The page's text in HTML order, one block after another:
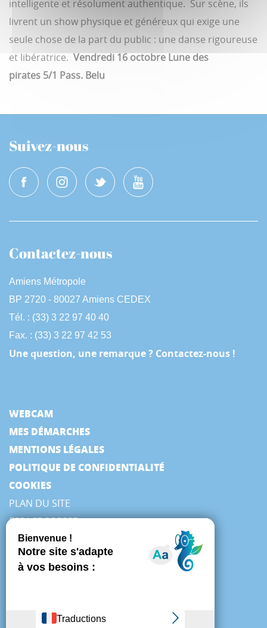
intelligente et résolument authentique. Sur scène, ils
livrent un show physique et généreux qui exige une
seule chose de la part du public : une danse rigoureuse
et libératrice.Vendredi 16 octobreLune des
pirates 5/1 Pass. Belu
Suivez-nous
Contactez-nous
Amiens Métropole
BP 2720 - 80027 Amiens CEDEX
Tél. : (33) 3 22 97 40 40
Fax. : (33) 3 22 97 42 53
Une question, une remarque ? Contactez-nous !
WEBCAM
MES DÉMARCHES
MENTIONS LÉGALES
POLITIQUE DE CONFIDENTIALITÉ
COOKIES
PLAN DU SITE
ESPACE PRESSE